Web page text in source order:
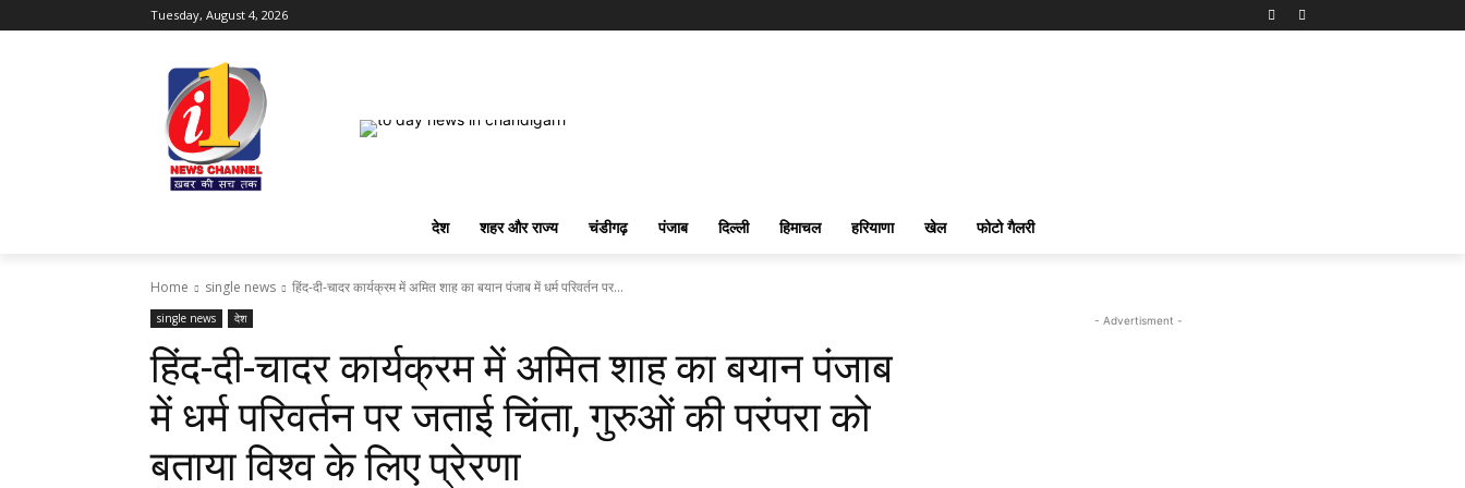
Tuesday, August 4, 2026
देश शहर और राज्य चंडीगढ़ पंजाब दिल्ली हिमाचल हरियाणा खेल फोटो गैलरी
Home single news हिंद-दी-चादर कार्यक्रम में अमित शाह का बयान पंजाब में धर्म परिवर्तन पर...
single news देश
हिंद-दी-चादर कार्यक्रम में अमित शाह का बयान पंजाब
में धर्म परिवर्तन पर जताई चिंता, गुरुओं की परंपरा को
बताया विश्व के लिए प्रेरणा
- Advertisment -